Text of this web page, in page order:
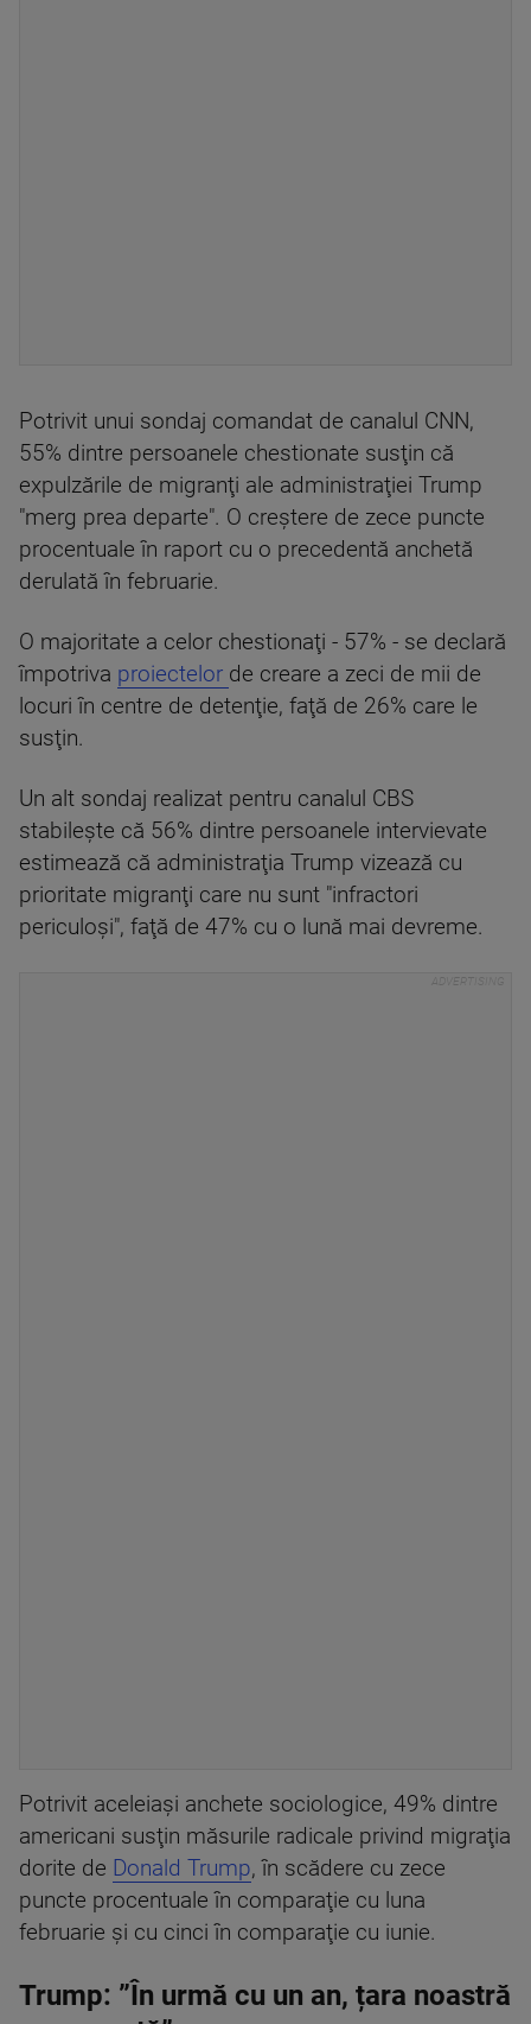
Potrivit unui sondaj comandat de canalul CNN,
55% dintre persoanele chestionate susţin că
expulzările de migranţi ale administraţiei Trump
"merg prea departe". O creştere de zece puncte
procentuale în raport cu o precedentă anchetă
derulată în februarie.
O majoritate a celor chestionaţi - 57% - se declară
împotriva proiectelor de creare a zeci de mii de
locuri în centre de detenţie, faţă de 26% care le
susţin.
Un alt sondaj realizat pentru canalul CBS
stabileşte că 56% dintre persoanele intervievate
estimează că administraţia Trump vizează cu
prioritate migranţi care nu sunt "infractori
periculoşi", faţă de 47% cu o lună mai devreme.
Potrivit aceleiaşi anchete sociologice, 49% dintre
americani susţin măsurile radicale privind migraţia
dorite de Donald Trump, în scădere cu zece
puncte procentuale în comparaţie cu luna
februarie şi cu cinci în comparaţie cu iunie.
Trump: ”În urmă cu un an, țara noastră